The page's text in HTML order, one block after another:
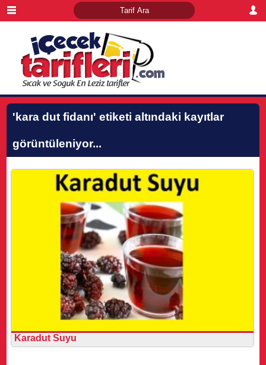
'kara dut fidanı' etiketi altındaki kayıtlar
görüntüleniyor...
Karadut Suyu